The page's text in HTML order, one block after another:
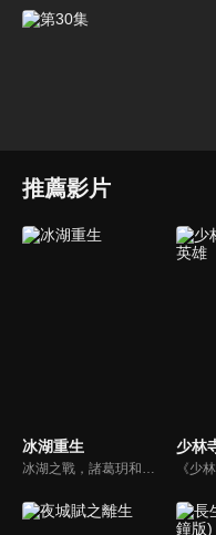
推薦影片
冰湖重生